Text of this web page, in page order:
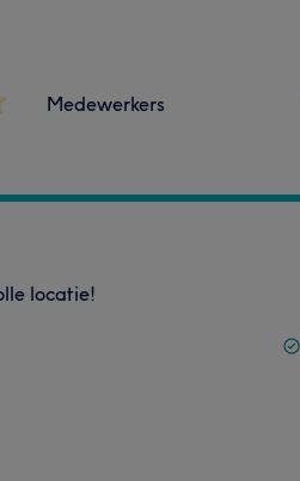
Medewerkers
locatie!